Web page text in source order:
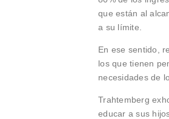
que están al
a su límite.
En ese sentido,
los que tienen
necesidades de
Trahtemberg
educar a sus